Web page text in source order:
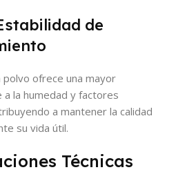
de
polvo ofrece una mayor
la humedad y factores
a mantener la calidad
su vida útil.
Técnicas